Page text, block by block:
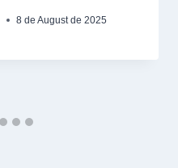
8 de August de 2025